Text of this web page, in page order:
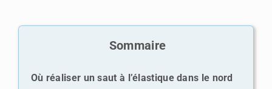
Sommaire
Où réaliser un saut à l’élastique dans le nord